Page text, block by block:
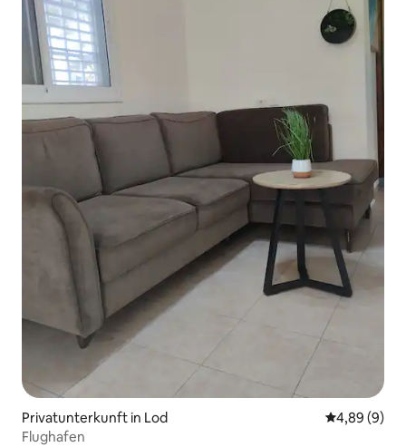
Privatunterkunft in Lod
4,89 (9)
Flughafen